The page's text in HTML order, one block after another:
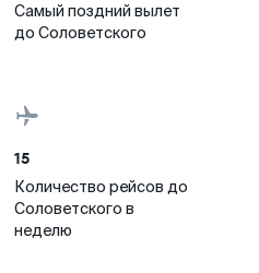
Самый поздний вылет
до Соловетского
15
Количество рейсов до
Соловетского в
неделю